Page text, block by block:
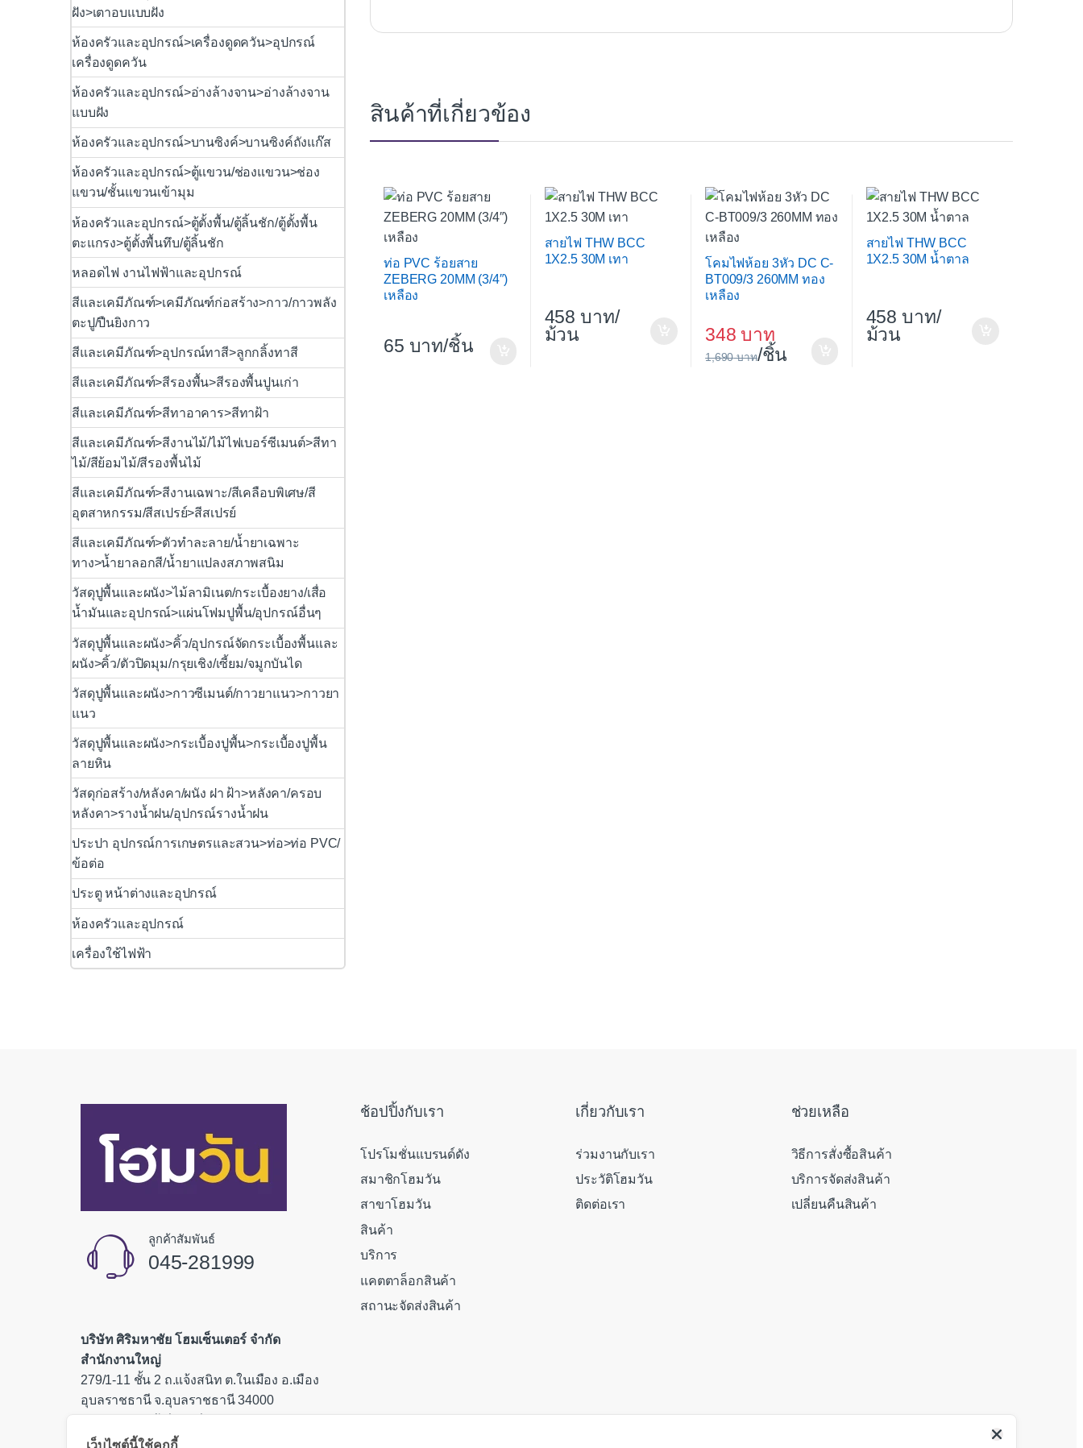
สินค้าที่เกี่ยวข้อง
ท่อ PVC ร้อยสาย
ZEBERG 20MM (3/4″)
เหลือง
65 /ชิ้น
สายไฟ THW BCC
1X2.5 30M เทา
458
/
ม้วน
โคมไฟห้อย 3หัว DC C-
BT009/3 260MM ทอง
เหลือง
348
1,690 /ชิ้น
สายไฟ THW BCC
1X2.5 30M น้ำตาล
458
/
ม้วน
ฝัง>เตาอบแบบฝัง
ห้องครัวและอุปกรณ์>เครื่องดูดควัน>อุปกรณ์
เครื่องดูดควัน
ห้องครัวและอุปกรณ์>อ่างล้างจาน>อ่างล้างจาน
แบบฝัง
ห้องครัวและอุปกรณ์>บานซิงค์>บานซิงค์ถังแก๊ส
ห้องครัวและอุปกรณ์>ตู้แขวน/ช่องแขวน>ช่อง
แขวน/ชั้นแขวนเข้ามุม
ห้องครัวและอุปกรณ์>ตู้ตั้งพื้น/ตู้ลิ้นชัก/ตู้ตั้งพื้น
ตะแกรง>ตู้ตั้งพื้นทึบ/ตู้ลิ้นชัก
หลอดไฟ งานไฟฟ้าและอุปกรณ์
สีและเคมีภัณฑ์>เคมีภัณฑ์ก่อสร้าง>กาว/กาวพลัง
ตะปู/ปืนยิงกาว
สีและเคมีภัณฑ์>อุปกรณ์ทาสี>ลูกกลิ้งทาสี
สีและเคมีภัณฑ์>สีรองพื้น>สีรองพื้นปูนเก่า
สีและเคมีภัณฑ์>สีทาอาคาร>สีทาฝ้า
สีและเคมีภัณฑ์>สีงานไม้/ไม้ไฟเบอร์ซีเมนต์>สีทา
ไม้/สีย้อมไม้/สีรองพื้นไม้
สีและเคมีภัณฑ์>สีงานเฉพาะ/สีเคลือบพิเศษ/สี
อุตสาหกรรม/สีสเปรย์>สีสเปรย์
สีและเคมีภัณฑ์>ตัวทำละลาย/น้ำยาเฉพาะ
ทาง>น้ำยาลอกสี/น้ำยาแปลงสภาพสนิม
วัสดุปูพื้นและผนัง>ไม้ลามิเนต/กระเบื้องยาง/เสื่อ
น้ำมันและอุปกรณ์>แผ่นโฟมปูพื้น/อุปกรณ์อื่นๆ
วัสดุปูพื้นและผนัง>คิ้ว/อุปกรณ์จัดกระเบื้องพื้นและ
ผนัง>คิ้ว/ตัวปิดมุม/กรุยเชิง/เซี้ยม/จมูกบันได
วัสดุปูพื้นและผนัง>กาวซีเมนต์/กาวยาแนว>กาวยา
แนว
วัสดุปูพื้นและผนัง>กระเบื้องปูพื้น>กระเบื้องปูพื้น
ลายหิน
วัสดุก่อสร้าง/หลังคา/ผนัง ฝา ฝ้า>หลังคา/ครอบ
หลังคา>รางน้ำฝน/อุปกรณ์รางน้ำฝน
ประปา อุปกรณ์การเกษตรและสวน>ท่อ>ท่อ PVC/
ข้อต่อ
ประตู หน้าต่างและอุปกรณ์
ห้องครัวและอุปกรณ์
เครื่องใช้ไฟฟ้า
ลูกค้าสัมพันธ์
045-281999
บริษัท ศิริมหาชัย โฮมเซ็นเตอร์ จำกัด
สำนักงานใหญ่
279/1-11 ชั้น 2 ถ.แจ้งสนิท ต.ในเมือง อ.เมือง
อุบลราชธานี จ.อุบลราชธานี 34000
ช้อปปิ้งกับเรา
โปรโมชั่นแบรนด์ดัง
สมาชิกโฮมวัน
สาขาโฮมวัน
สินค้า
บริการ
แคตตาล็อกสินค้า
สถานะจัดส่งสินค้า
เกี่ยวกับเรา
ร่วมงานกับเรา
ประวัติโฮมวัน
ติดต่อเรา
ช่วยเหลือ
วิธีการสั่งซื้อสินค้า
บริการจัดส่งสินค้า
เปลี่ยนคืนสินค้า
เว็บไซต์นี้ใช้คุกกี้